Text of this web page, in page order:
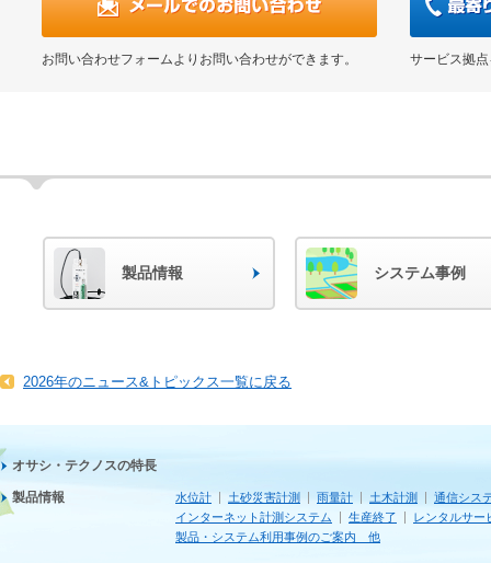
お問い合わせフォームよりお問い合わせができます。 サービス拠
製品情報 システム事例
2026年のニュース&トピックス一覧に戻る
オサシ・テクノスの特長
製品情報 水位計 土砂災害計測 雨量計 土木計測
通信シス
インターネット計測システム
生産終了
レンタルサー
製品・システム利用事例のご案内 他